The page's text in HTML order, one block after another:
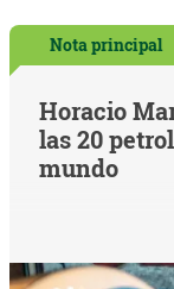
Nota principal
Horacio
las 20
mundo